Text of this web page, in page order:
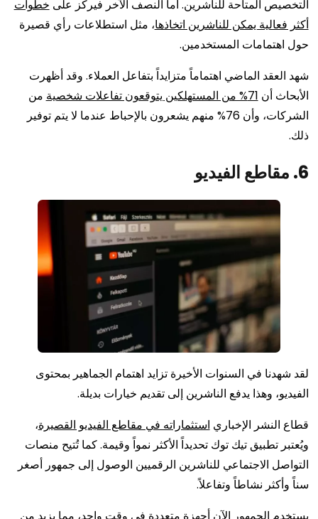
التخصيص المتاحة للناشرين. أما النصف الآخر فيركز على خطوات
أكثر فعالية يمكن للناشرين اتخاذها، مثل استطلاعات رأي قصيرة
حول اهتمامات المستخدمين.
شهد العقد الماضي اهتماماً متزايداً بتفاعل العملاء. وقد أظهرت
الأبحاث أن 71% من المستهلكين يتوقعون تفاعلات شخصية
من
الشركات، وأن 76% منهم يشعرون بالإحباط عندما لا يتم توفير
ذلك.
6. مقاطع الفيديو
لقد شهدنا في السنوات الأخيرة تزايد اهتمام الجماهير بمحتوى
الفيديو، وهذا يدفع الناشرين إلى تقديم خيارات بديلة.
قطاع النشر الإخباري استثماراته في مقاطع الفيديو القصيرة،
ويُعتبر تطبيق تيك توك تحديداً الأكثر نمواً وقيمة. كما تُتيح منصات
التواصل الاجتماعي للناشرين الرقميين الوصول إلى جمهور أصغر
سناً وأكثر نشاطاً وتفاعلاً.
يستخدم الجمهور الآنأجهزة متعددة في وقت واحد، مما يزيد من